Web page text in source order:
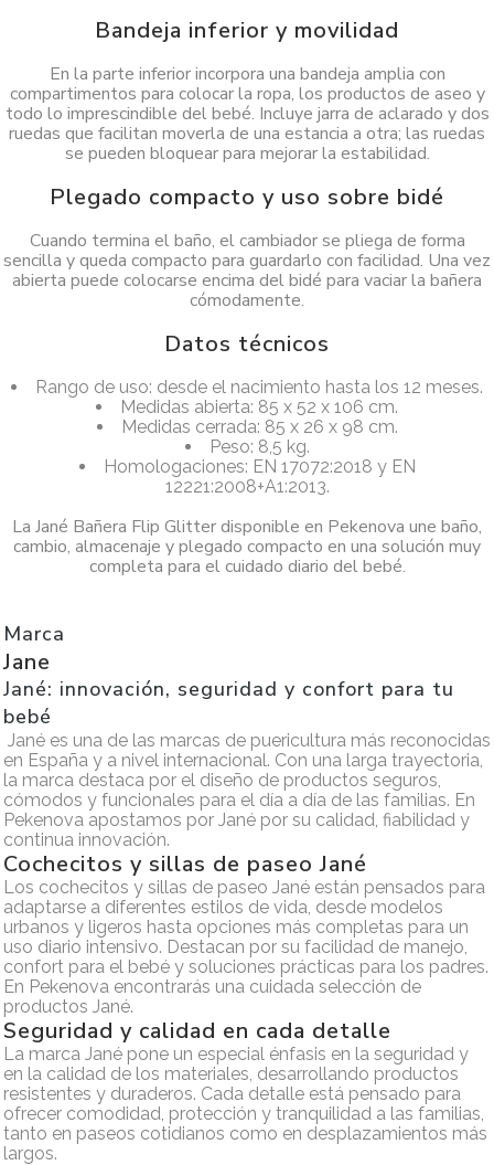
Bandeja inferior y movilidad
En la parte inferior incorpora una bandeja amplia con
compartimentos para colocar la ropa, los productos de aseo y
todo lo imprescindible del bebé. Incluye jarra de aclarado y dos
ruedas que facilitan moverla de una estancia a otra; las ruedas
se pueden bloquear para mejorar la estabilidad.
Plegado compacto y uso sobre bidé
Cuando termina el baño, el cambiador se pliega de forma
sencilla y queda compacto para guardarlo con facilidad. Una vez
abierta puede colocarse encima del bidé para vaciar la bañera
cómodamente.
Datos técnicos
Rango de uso: desde el nacimiento hasta los 12 meses.
Medidas abierta: 85 x 52 x 106 cm.
Medidas cerrada: 85 x 26 x 98 cm.
Peso: 8,5 kg.
Homologaciones: EN 17072:2018 y EN
12221:2008+A1:2013.
La Jané Bañera Flip Glitter disponible en Pekenova une baño,
cambio, almacenaje y plegado compacto en una solución muy
completa para el cuidado diario del bebé.
Marca
Jane
Jané: innovación, seguridad y confort para tu
bebé
Jané es una de las marcas de puericultura más reconocidas
en España y a nivel internacional. Con una larga trayectoria,
la marca destaca por el diseño de productos seguros,
cómodos y funcionales para el día a día de las familias. En
Pekenova apostamos por Jané por su calidad, fiabilidad y
continua innovación.
Cochecitos y sillas de paseo Jané
Los cochecitos y sillas de paseo Jané están pensados para
adaptarse a diferentes estilos de vida, desde modelos
urbanos y ligeros hasta opciones más completas para un
uso diario intensivo. Destacan por su facilidad de manejo,
confort para el bebé y soluciones prácticas para los padres.
En Pekenova encontrarás una cuidada selección de
productos Jané.
Seguridad y calidad en cada detalle
La marca Jané pone un especial énfasis en la seguridad y
en la calidad de los materiales, desarrollando productos
resistentes y duraderos. Cada detalle está pensado para
ofrecer comodidad, protección y tranquilidad a las familias,
tanto en paseos cotidianos como en desplazamientos más
largos.